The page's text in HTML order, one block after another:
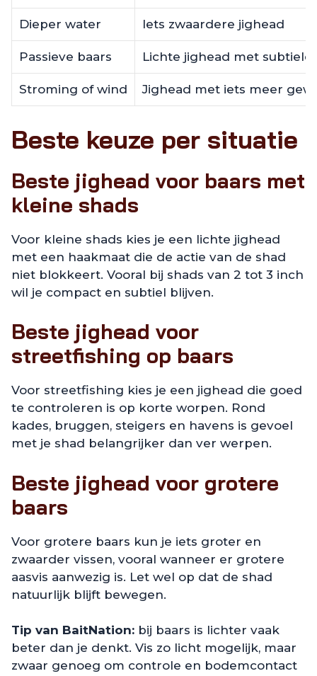
Dieper water Iets zwaardere jighead
Passieve baars Lichte jighead met subtiele
Stroming of wind Jighead met iets meer
Beste keuze per situatie
Beste jighead voor baars met
kleine shads
Voor kleine shads kies je een lichte jighead
met een haakmaat die de actie van de shad
niet blokkeert. Vooral bij shads van 2 tot 3 inch
wil je compact en subtiel blijven.
Beste jighead voor
streetfishing op baars
Voor streetfishing kies je een jighead die goed
te controleren is op korte worpen. Rond
kades, bruggen, steigers en havens is gevoel
met je shad belangrijker dan ver werpen.
Beste jighead voor grotere
baars
Voor grotere baars kun je iets groter en
zwaarder vissen, vooral wanneer er grotere
aasvis aanwezig is. Let wel op dat de shad
natuurlijk blijft bewegen.
Tip van BaitNation: bij baars is lichter vaak
beter dan je denkt. Vis zo licht mogelijk, maar
zwaar genoeg om controle en bodemcontact